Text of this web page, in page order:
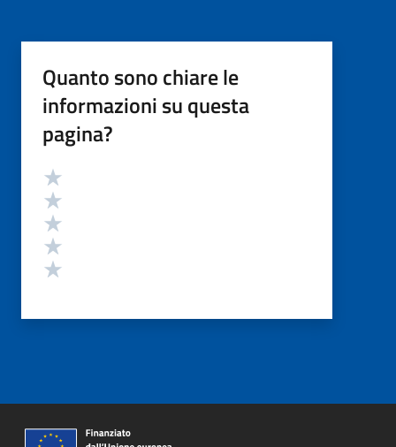
Quanto sono chiare le
informazioni su questa
pagina?
Valutazione